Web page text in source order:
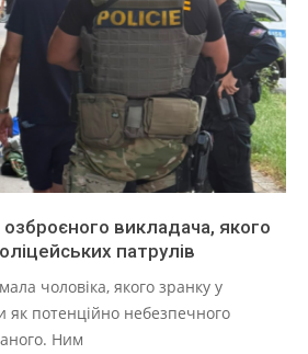
озброєного викладача, якого
патрулів
чоловіка, якого зранку у
як потенційно небезпечного
Ним